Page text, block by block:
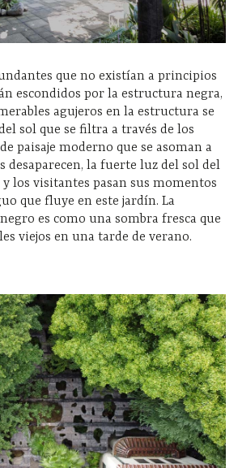
que no existían a principios
escondidos por la estructura negra,
agujeros en la estructura se
sol que se filtra a través de los
paisaje moderno que se asoman a
desaparecen, la fuerte luz del sol del
y los visitantes pasan sus momentos
que fluye en este jardín. La
es como una sombra fresca que
viejos en una tarde de verano.